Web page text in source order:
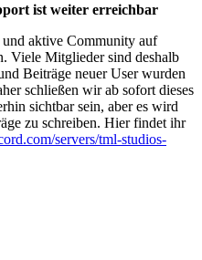
ist weiter erreichbar
und aktive Community auf
Viele Mitglieder sind deshalb
Beiträge neuer User wurden
schließen wir ab sofort dieses
sichtbar sein, aber es wird
zu schreiben. Hier findet ihr
servers/tml-studios-